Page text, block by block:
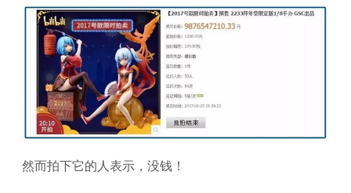
然而拍下它的人表示，没钱！